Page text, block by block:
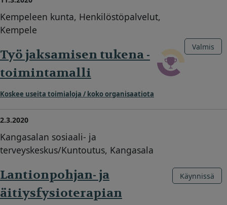
Kempeleen kunta, Henkilöstöpalvelut,
Kempele
Työ jaksamisen tukena -
toimintamalli
Koskee useita toimialoja / koko organisaatiota
Valmis
2.3.2020
Kangasalan sosiaali- ja
terveyskeskus/Kuntoutus, Kangasala
Lantionpohjan- ja
äitiysfysioterapian
Käynnissä